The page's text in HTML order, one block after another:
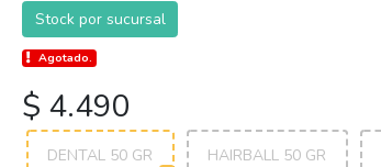
Stock por sucursal
Agotado.
$ 4.490
DENTAL 50 GR HAIRBALL 50 GR